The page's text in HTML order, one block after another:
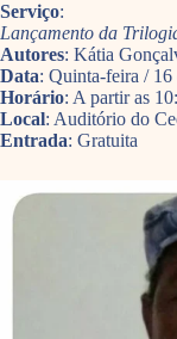
Serviço:
Lançamento da
Autores: Kátia
Data: Quinta-feira /
Horário: A partir as
Local: Auditório do
Entrada: Gratuita